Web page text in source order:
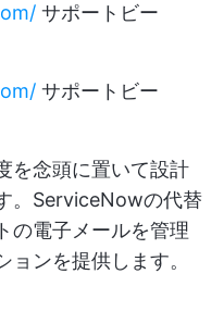
サポートビー
サポートビー
を念頭に置いて設計
。ServiceNowの代替
の電子メールを管理
ンを提供します。